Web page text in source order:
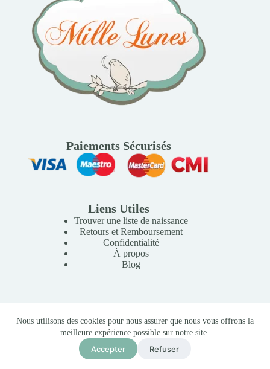
Nous utilisons des cookies pour nous assurer que nous vous offrons la
meilleure expérience possible sur notre site.
Accepter Refuser
Paiements Sécurisés
Liens Utiles
Trouver une liste de naissance
Retours et Remboursement
Confidentialité
À propos
Blog
Copyright © 2026 Mille Lunes - Création du site :
Baptiste
-Conditions Générales de Vente
Tapis Dalles de Mousse Jumbo XXL
En stock (peut être
Ajouter au panier